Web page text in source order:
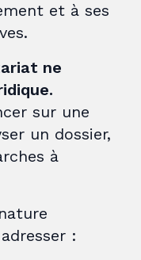
et à ses
ne
sur une
un dossier,
à
: